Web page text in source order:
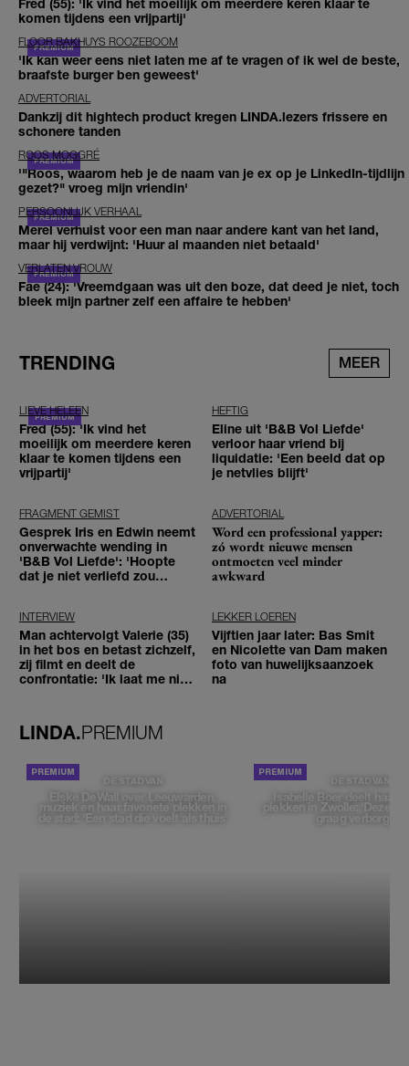
Fred (55): 'Ik vind het moeilijk om meerdere keren klaar te
komen tijdens een vrijpartij'
FLOOR BAKHUYS ROOZEBOOM
'Ik kan weer eens niet laten me af te vragen of ik wel de beste,
braafste burger ben geweest'
ADVERTORIAL
Dankzij dit hightech product kregen LINDA.lezers frissere en
schonere tanden
ROOS MOGGRÉ
'"Roos, waarom heb je de naam van je ex op je LinkedIn-tijdlijn
gezet?" vroeg mijn vriendin'
PERSOONLIJK VERHAAL
Merel verhuist voor een man naar andere kant van het land,
maar hij verdwijnt: 'Huur al maanden niet betaald'
VERLATEN VROUW
Fae (24): 'Vreemdgaan was uit den boze, dat deed je niet, toch
bleek mijn partner zelf een affaire te hebben'
TRENDING MEER
LIEVE HELEEN
Fred (55): 'Ik vind het
moeilijk om meerdere keren
klaar te komen tijdens een
vrijpartij'
HEFTIG
Eline uit 'B&B Vol Liefde'
verloor haar vriend bij
liquidatie: 'Een beeld dat op
je netvlies blijft'
FRAGMENT GEMIST
Gesprek Iris en Edwin neemt
onverwachte wending in
'B&B Vol Liefde': 'Hoopte
dat je niet verliefd zou
ADVERTORIAL
Word een professional yapper:
zó wordt nieuwe mensen
ontmoeten veel minder
awkward
INTERVIEW
Man achtervolgt Valerie (35)
in het bos en betast zichzelf,
zij filmt en deelt de
confrontatie: 'Ik laat me niet
LEKKER LOEREN
Vijftien jaar later: Bas Smit
en Nicolette van Dam maken
foto van huwelijksaanzoek
na
LINDA.PREMIUM
DE STAD VAN
Elske DeWall over Leeuwarden,
muziek en haar favoriete plekken in
de stad: 'Een stad die voelt als thuis'
DE STAD VAN
Isabelle Boer deelt haar
plekken in Zwolle: 'Deze
graag verborgen'